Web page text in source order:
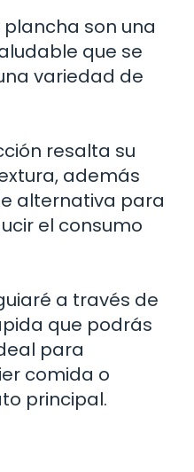
son una
que se
variedad de
resalta su
además
alternativa para
el consumo
a través de
que podrás
para
comida o
principal.